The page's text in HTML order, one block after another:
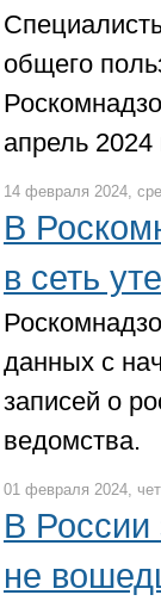
общего
апрель
14 февраля 2024,
В
в сеть
данных с
записей о
ведомства.
01 февраля 2024,
В России
не